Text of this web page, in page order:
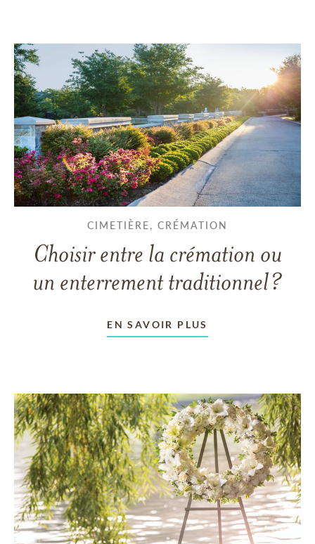
CIMETIÈRE, CRÉMATION
Choisir entre la crémation ou
un enterrement traditionnel?
EN SAVOIR PLUS